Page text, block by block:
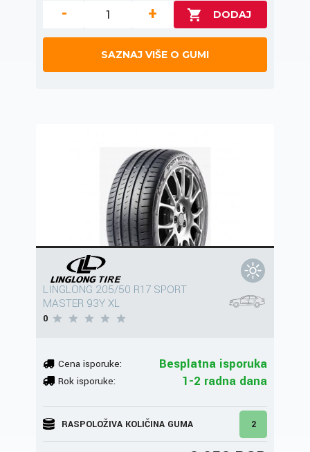
- +
SAZNAJ VIŠE O GUMI
LINGLONG 205/50 R17 SPORT
MASTER 93Y XL
0
Cena isporuke: Besplatna isporuka
Rok isporuke: 1-2 radna dana
RASPOLOŽIVA KOLIČINA GUMA 2